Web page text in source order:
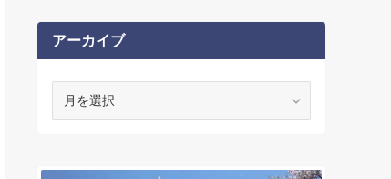
アーカイブ
ブ